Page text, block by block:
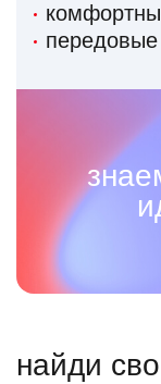
передовые
найди